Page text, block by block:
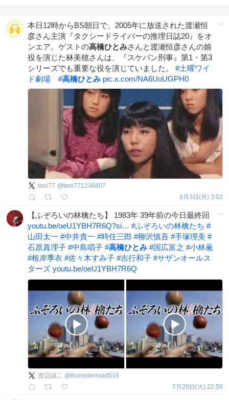
本日12時からBS朝日で、2005年に放送された渡瀬恒
彦さん主演『タクシードライバーの推理日誌20』をオ
ンエア。ゲストの高橋ひとみさんと渡瀬恒彦さんの娘
役を演じた林美穂さんは、『スケバン刑事』第1・第3
シリーズでも重要な役を演じていました。 #土曜ワイ
ド劇場
#高橋ひとみ pic.x.com/NA6UoUGPH0
tani77 @tani771236807
8月3日(月) 3:02
【ふぞろいの林檎たち】 1983年 39年前の今日最終回
youtu.be/oeU1YBH7R6Q?si… #ふぞろいの林檎たち #
山田太一 #中井貴一 #時任三郎 #柳沢慎吾 #手塚理美 #
石原真理子 #中島唱子 #高橋ひとみ #国広富之 #小林薫
#根岸季衣 #佐々木すみ子 #吉行和子 #サザンオールス
ターズ youtu.be/oeU1YBH7R6Q
渡辺誠二 @thunederroad518
7月28日(火) 22:58